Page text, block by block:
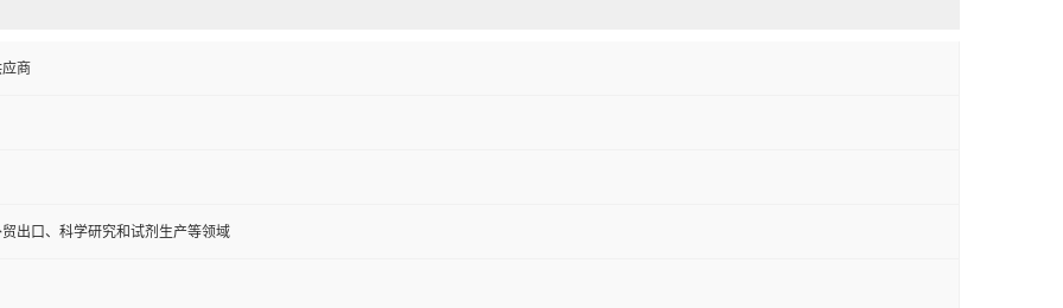
商
出口、科学研究和试剂生产等领域